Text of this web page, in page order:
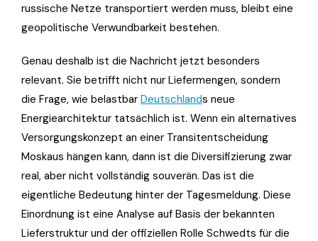
russische Netze transportiert werden muss, bleibt eine
geopolitische Verwundbarkeit bestehen.
Genau deshalb ist die Nachricht jetzt besonders
relevant. Sie betrifft nicht nur Liefermengen, sondern
die Frage, wie belastbar Deutschlands neue
Energiearchitektur tatsächlich ist. Wenn ein alternatives
Versorgungskonzept an einer Transitentscheidung
Moskaus hängen kann, dann ist die Diversifizierung zwar
real, aber nicht vollständig souverän. Das ist die
eigentliche Bedeutung hinter der Tagesmeldung. Diese
Einordnung ist eine Analyse auf Basis der bekannten
Lieferstruktur und der offiziellen Rolle Schwedts für die